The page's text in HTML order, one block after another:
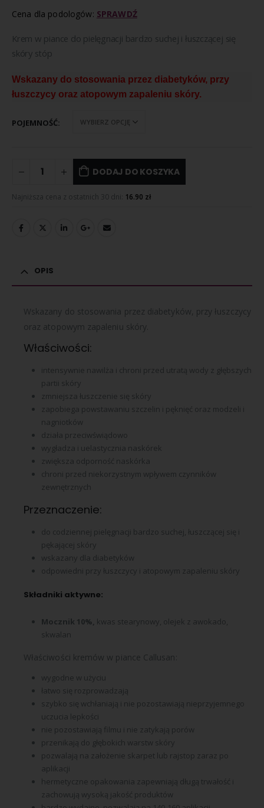
Cena dla podologów: SPRAWDŹ
Krem w piance do pielęgnacji bardzo suchej i łuszczącej się
skóry stóp
Wskazany do stosowania przez diabetyków, przy
łuszczycy oraz atopowym zapaleniu skóry.
POJEMNOŚĆ
DODAJ DO KOSZYKA
Najniższa cena z ostatnich 30 dni: 16.90 zł
OPIS
Wskazany do stosowania przez diabetyków, przy łuszczycy
oraz atopowym zapaleniu skóry.
Właściwości:
intensywnie nawilża i chroni przed utratą wody z głębszych
partii skóry
zmniejsza łuszczenie się skóry
zapobiega powstawaniu szczelin i pęknięć oraz modzeli i
nagniotków
działa przeciwświądowo
wygładza i uelastycznia naskórek
zwiększa odporność naskórka
chroni przed niekorzystnym wpływem czynników
zewnętrznych
Przeznaczenie:
do codziennej pielęgnacji bardzo suchej, łuszczącej się i
pękającej skóry
wskazany dla diabetyków
odpowiedni przy łuszczycy i atopowym zapaleniu skóry
Składniki aktywne:
Mocznik 10%, kwas stearynowy, olejek z awokado,
skwalan
Właściwości kremów w piance Callusan:
wygodne w użyciu
łatwo się rozprowadzają
szybko się wchłaniają i nie pozostawiają nieprzyjemnego
uczucia lepkości
nie pozostawiają filmu i nie zatykają porów
przenikają do głębokich warstw skóry
pozwalają na założenie skarpet lub rajstop zaraz po
aplikacji
hermetyczne opakowania zapewniają długą trwałość i
zachowują wysoką jakość produktów